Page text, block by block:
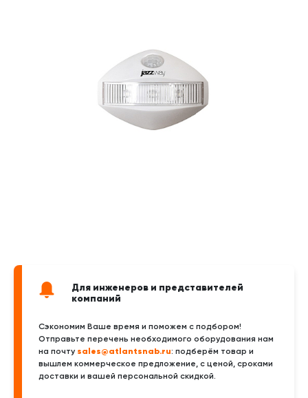
Для инженеров и представителей
компаний
Сэкономим Ваше время и поможем с подбором!
Отправьте перечень необходимого оборудования нам
на почту sales@atlantsnab.ru: подберём товар и
вышлем коммерческое предложение, с ценой, сроками
доставки и вашей персональной скидкой.